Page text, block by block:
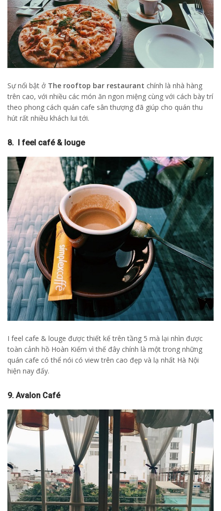
Sự nổi bật ở The rooftop bar restaurant chính là nhà hàng
trên cao, với nhiều các món ăn ngon miệng cùng với cách bày trí
theo phong cách quán cafe sân thượng đã giúp cho quán thu
hút rất nhiều khách lui tới.
8. I feel café & louge
I feel cafe & louge được thiết kế trên tầng 5 mà lại nhìn được
toàn cảnh hồ Hoàn Kiếm vì thế đây chính là một trong những
quán cafe có thể nói có view trên cao đẹp và lạ nhất Hà Nội
hiện nay đấy.
9. Avalon Café